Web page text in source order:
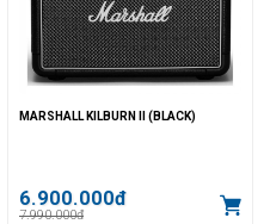
MARSHALL KILBURN II (BLACK)
6.900.000đ
7.990.000đ